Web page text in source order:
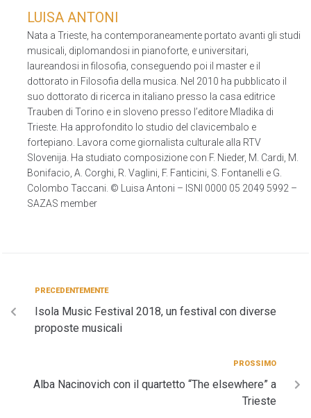
LUISA ANTONI
Nata a Trieste, ha contemporaneamente portato avanti gli studi
musicali, diplomandosi in pianoforte, e universitari,
laureandosi in filosofia, conseguendo poi il master e il
dottorato in Filosofia della musica. Nel 2010 ha pubblicato il
suo dottorato di ricerca in italiano presso la casa editrice
Trauben di Torino e in sloveno presso l’editore Mladika di
Trieste. Ha approfondito lo studio del clavicembalo e
fortepiano. Lavora come giornalista culturale alla RTV
Slovenija. Ha studiato composizione con F. Nieder, M. Cardi, M.
Bonifacio, A. Corghi, R. Vaglini, F. Fanticini, S. Fontanelli e G.
Colombo Taccani. © Luisa Antoni – ISNI 0000 05 2049 5992 –
SAZAS member
PRECEDENTEMENTE
Isola Music Festival 2018, un festival con diverse
proposte musicali
PROSSIMO
Alba Nacinovich con il quartetto “The elsewhere” a
Trieste